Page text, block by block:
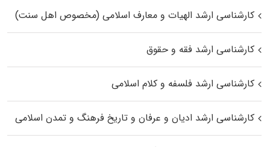
کارشناسی ارشد الهیات و معارف اسلامی (مخصوص اهل سنت)
کارشناسی ارشد فقه و حقوق
کارشناسی ارشد فلسفه و کلام اسلامی
کارشناسی ارشد ادیان و عرفان و تاریخ فرهنگ و تمدن اسلامی